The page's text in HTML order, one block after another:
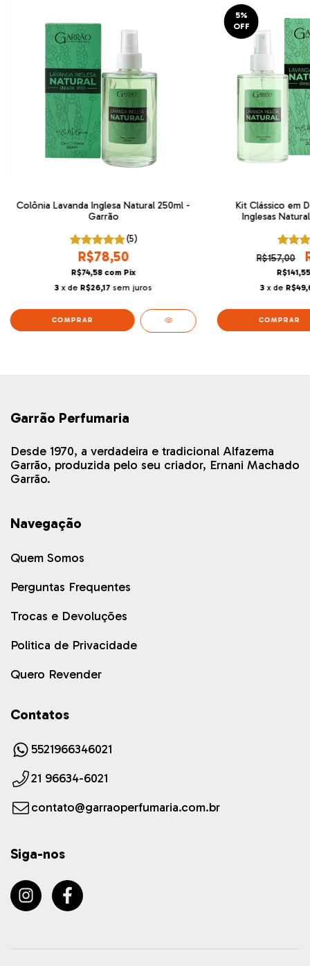
Colônia Lavanda Inglesa Natural 250ml -
Garrão
(5)
R$78,50
R$74,58 com Pix
3 x de R$26,17 sem juros
5%
OFF
Kit Clássico em
Inglesas
R$157,00
3 x de
Garrão Perfumaria
Desde 1970, a verdadeira e tradicional Alfazema
Garrão, produzida pelo seu criador, Ernani Machado
Garrão.
Navegação
Quem Somos
Perguntas Frequentes
Trocas e Devoluções
Politica de Privacidade
Quero Revender
Contatos
5521966346021
21 96634-6021
contato@garraoperfumaria.com.br
Siga-nos